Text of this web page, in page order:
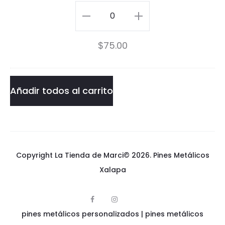
P
i
n
Girasoles
Pin
cantidad
$75.00
Añadir todos al carrito
Copyright La Tienda de Marci© 2026.Pines Metálicos
Xalapa
c
s
i
pines metálicos personalizados | pines metálicos